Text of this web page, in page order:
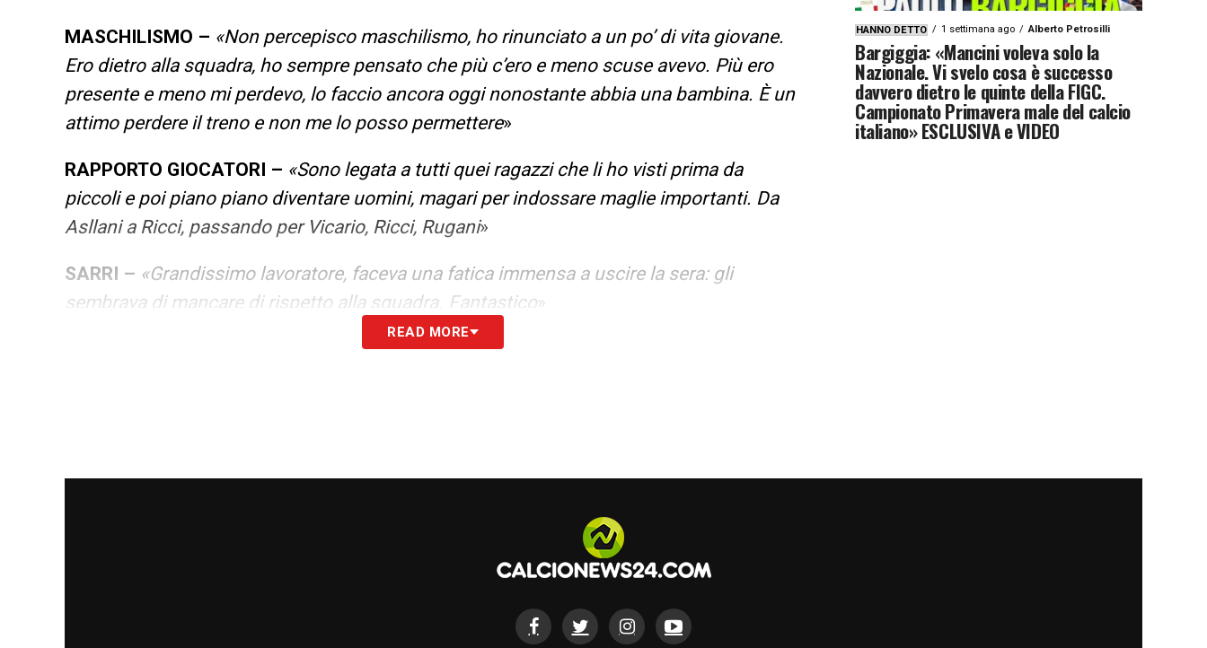
MASCHILISMO – «Non percepisco maschilismo, ho rinunciato a un po’ di vita giovane.
Ero dietro alla squadra, ho sempre pensato che più c’ero e meno scuse avevo. Più ero
presente e meno mi perdevo, lo faccio ancora oggi nonostante abbia una bambina. È un
attimo perdere il treno e non me lo posso permettere»
RAPPORTO GIOCATORI – «Sono legata a tutti quei ragazzi che li ho visti prima da
piccoli e poi piano piano diventare uomini, magari per indossare maglie importanti. Da
Asllani a Ricci, passando per Vicario, Ricci, Rugani»
SARRI – «Grandissimo lavoratore, faceva una fatica immensa a uscire la sera: gli
sembrava di mancare di rispetto alla squadra. Fantastico»
«Abbiamo visioni simili, molto. Perché poi alla fine non sarebbe
READ MORE
HANNO DETTO 1 settimana ago Alberto Petrosilli
Bargiggia: «Mancini voleva solo la
Nazionale. Vi svelo cosa è successo
davvero dietro le quinte della FIGC.
Campionato Primavera male del calcio
italiano» ESCLUSIVA e VIDEO